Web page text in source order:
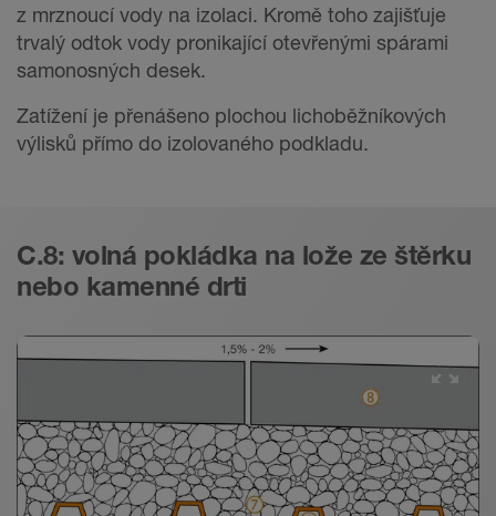
z mrznoucí vody na izolaci. Kromě toho zajišťuje
trvalý odtok vody pronikající otevřenými spárami
samonosných desek.
Zatížení je přenášeno plochou lichoběžníkových
výlisků přímo do izolovaného podkladu.
C.8: volná pokládka na lože ze štěrku
nebo kamenné drti